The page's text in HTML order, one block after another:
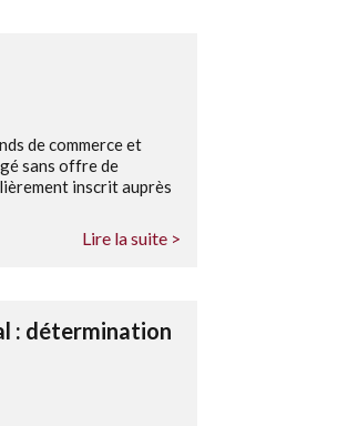
de commerce et
sans offre de
inscrit auprès
Lire la suite >
: détermination